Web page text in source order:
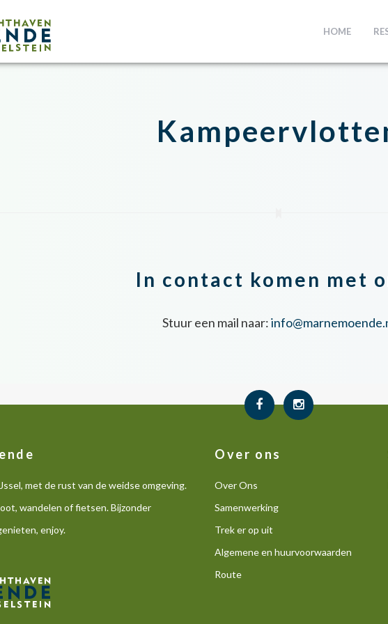
HOME
In contact komen met
Stuur een mail naar:
met de rust van de weidse omgeving.
wandelen of fietsen. Bijzonder
enjoy.
Over ons
Over Ons
Samenwerking
Trek er op uit
Algemene en huurvoorwaarden
Route